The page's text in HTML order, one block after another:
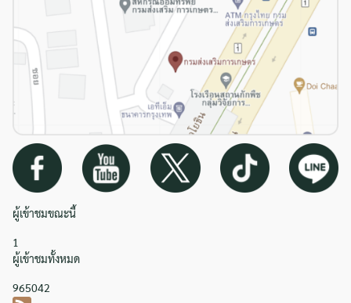
ผู้เข้าชมขณะนี้
1
ผู้เข้าชมทั้งหมด
965042